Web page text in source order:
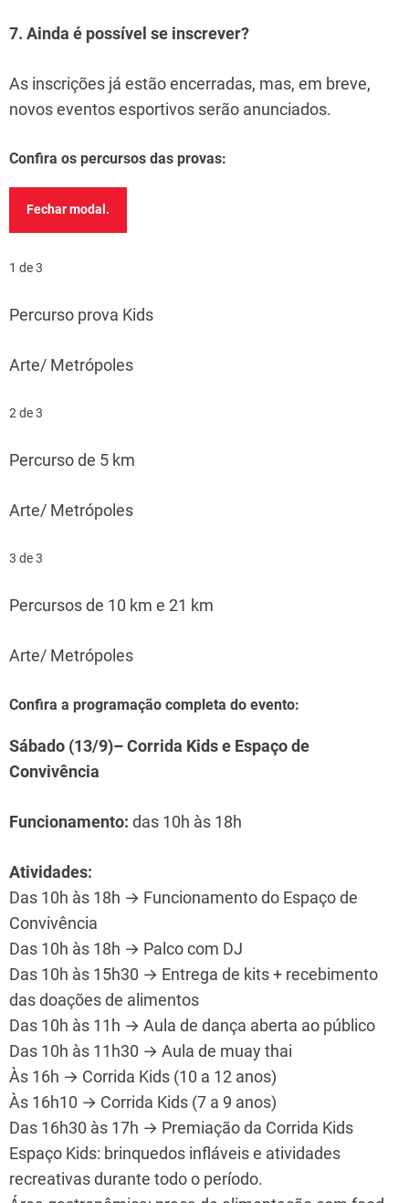
7. Ainda é possível se inscrever?
As inscrições já estão encerradas, mas, em breve,
novos eventos esportivos serão anunciados.
Confira os percursos das provas:
Fechar modal.
1 de 3
Percurso prova Kids
Arte/ Metrópoles
2 de 3
Percurso de 5 km
Arte/ Metrópoles
3 de 3
Percursos de 10 km e 21 km
Arte/ Metrópoles
Confira a programação completa do evento:
Sábado (13/9)– Corrida Kids e Espaço de
Convivência
Funcionamento: das 10h às 18h
Atividades:
Das 10h às 18h → Funcionamento do Espaço de
Convivência
Das 10h às 18h → Palco com DJ
Das 10h às 15h30 → Entrega de kits + recebimento
das doações de alimentos
Das 10h às 11h → Aula de dança aberta ao público
Das 10h às 11h30 → Aula de muay thai
Às 16h → Corrida Kids (10 a 12 anos)
Às 16h10 → Corrida Kids (7 a 9 anos)
Das 16h30 às 17h → Premiação da Corrida Kids
Espaço Kids: brinquedos infláveis e atividades
recreativas durante todo o período.